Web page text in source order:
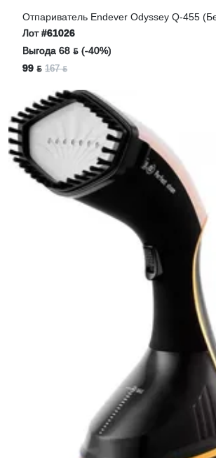
Отпариватель Endever Odyssey Q-455
Лот#61026
Выгода 68 ƃ (-40%)
99 ƃ 167 ƃ